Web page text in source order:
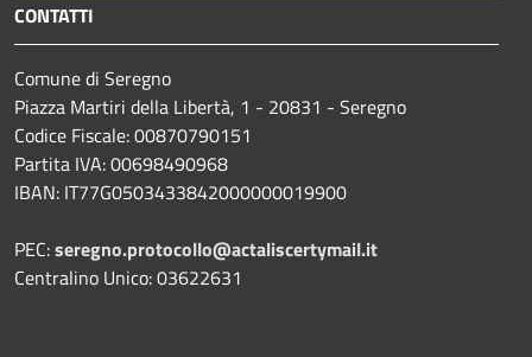
CONTATTI
Comune di Seregno
Piazza Martiri della Libertà, 1 - 20831 - Seregno
Codice Fiscale: 00870790151
Partita IVA: 00698490968
IBAN: IT77G0503433842000000019900
PEC:seregno.protocollo@actaliscertymail.it
Centralino Unico: 03622631